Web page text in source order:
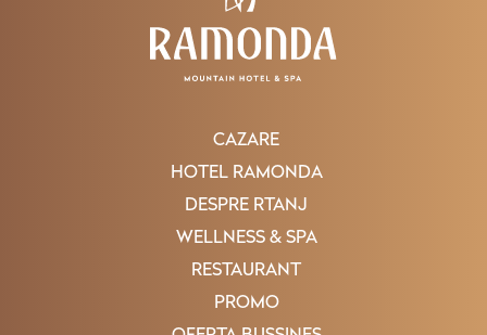
CAZARE
HOTEL RAMONDA
DESPRE RTANJ
WELLNESS & SPA
RESTAURANT
PROMO